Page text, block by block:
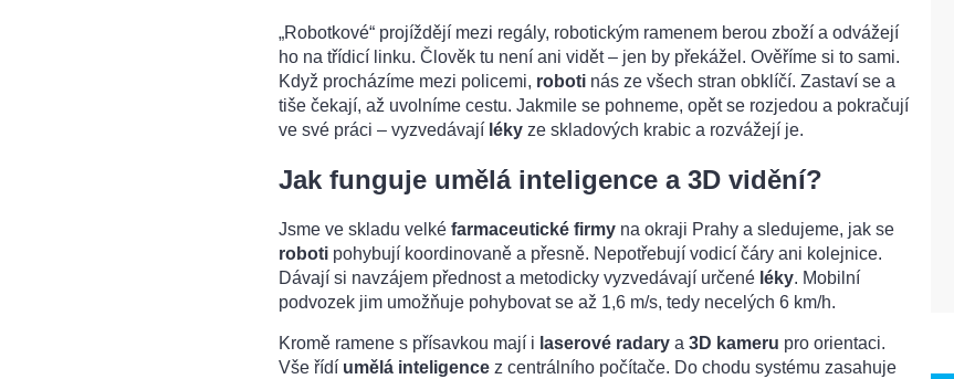
„Robotkové“ projíždějí mezi regály, robotickým ramenem berou zboží a odvážejí
ho na třídicí linku. Člověk tu není ani vidět – jen by překážel. Ověříme si to sami.
Když procházíme mezi policemi, roboti nás ze všech stran obklíčí. Zastaví se a
tiše čekají, až uvolníme cestu. Jakmile se pohneme, opět se rozjedou a pokračují
ve své práci – vyzvedávají léky ze skladových krabic a rozvážejí je.
Jak funguje umělá inteligence a 3D vidění?
Jsme ve skladu velké farmaceutické firmy na okraji Prahy a sledujeme, jak se
roboti pohybují koordinovaně a přesně. Nepotřebují vodicí čáry ani kolejnice.
Dávají si navzájem přednost a metodicky vyzvedávají určené léky. Mobilní
podvozek jim umožňuje pohybovat se až 1,6 m/s, tedy necelých 6 km/h.
Kromě ramene s přísavkou mají i laserové radary a 3D kameru pro orientaci.
Vše řídí umělá inteligence z centrálního počítače. Do chodu systému zasahuje